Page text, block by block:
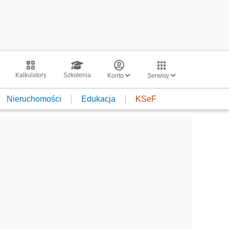
Kalkulatory Szkolenia Konto Serwisy
Nieruchomości Edukacja KSeF